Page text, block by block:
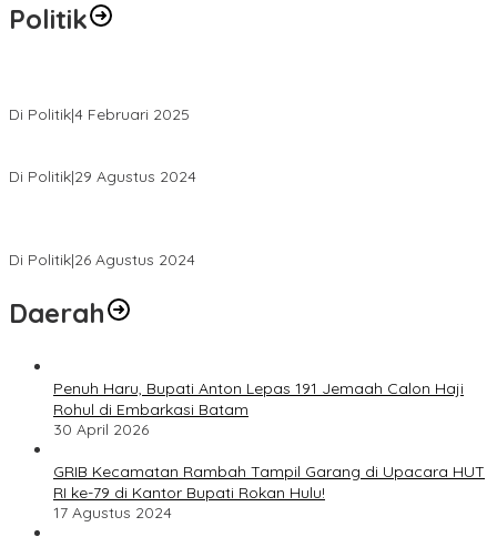
Politik
Di Politik|4 Februari 2025
Di Politik|29 Agustus 2024
Di Politik|26 Agustus 2024
Daerah
Penuh Haru, Bupati Anton Lepas 191 Jemaah Calon Haji
Rohul di Embarkasi Batam
30 April 2026
GRIB Kecamatan Rambah Tampil Garang di Upacara HUT
RI ke-79 di Kantor Bupati Rokan Hulu!
17 Agustus 2024